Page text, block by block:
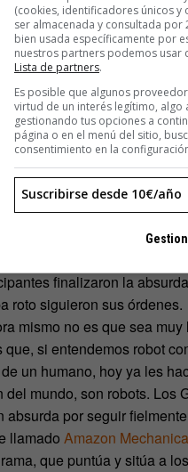
recibía órdenes
que
exigía al ciudadano
descarga mortal. En
requerimiento ordenado
inteligencia artificial,
guay y se ponían a
de obediencia, se dividió
La otra, a un
«las protestas
a que el robot «era
finalizaron la
roto siguieron sus órdenes.
mismo no es que sea muy
si entendemos robot
un humano, hoy ya les
mundo, son robots. Los
por seguir
llamado Amazon
que puntúa y sitúa a
(cookies, identificadores únicos
ser almacenada y consultada
bien usada específicamente por
nuestros partners podemos usar
Lista de partners.
Es posible que algunos
virtud de un interés legítimo,
gestionando tus opciones a
página o en el menú del sitio,
consentimiento en la
Suscribirse desde 10€/año